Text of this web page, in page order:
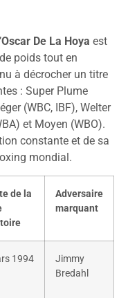
Oscar De La Hoya est
poids tout en
à décrocher un titre
: Super Plume
(WBC, IBF), Welter
et Moyen (WBO).
constante et de sa
mondial.
de la
Adversaire
marquant
1994
Jimmy
Bredahl